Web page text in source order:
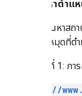
การค้นหาตำแ
ในการค้นหาส
จะแสดงหมุดที่
ตัวอย่างที่ 1: ก
https://